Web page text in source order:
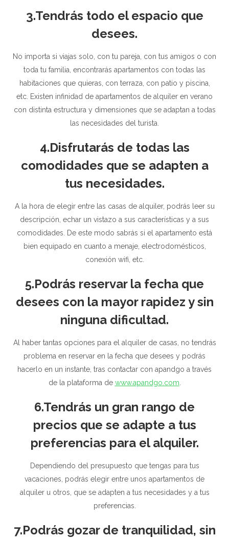
3.Tendrás todo el espacio que
desees.
No importa si viajas solo, con tu pareja, con tus amigos o con
toda tu familia, encontrarás apartamentos con todas las
habitaciones que quieras, con terraza, con patio y piscina,
etc. Existen infinidad de apartamentos de alquiler en verano
con distinta estructura y dimensiones que se adaptan a todas
las necesidades del turista.
4.Disfrutarás de todas las
comodidades que se adapten a
tus necesidades.
A la hora de elegir entre las casas de alquiler, podrás leer su
descripción, echar un vistazo a sus características y a sus
comodidades. De este modo sabrás si el apartamento está
bien equipado en cuanto a menaje, electrodomésticos,
conexión wifi, etc.
5.Podrás reservar la fecha que
desees con la mayor rapidez y sin
ninguna dificultad.
Al haber tantas opciones para el alquiler de casas, no tendrás
problema en reservar en la fecha que desees y podrás
hacerlo en un instante, tras contactar con apandgo a través
de la plataforma de www.apandgo.com
6.Tendrás un gran rango de
precios que se adapte a tus
preferencias para el alquiler.
Dependiendo del presupuesto que tengas para tus
vacaciones, podrás elegir entre unos apartamentos de
alquiler u otros, que se adapten a tus necesidades y a tus
preferencias.
7.Podrás gozar de tranquilidad, sin